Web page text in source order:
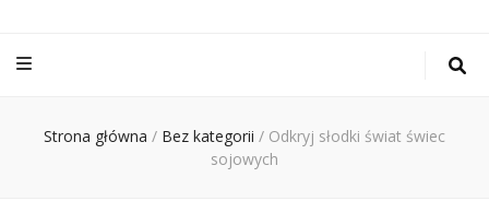
– Turystyka
Ciebie
Strona główna / Bez kategorii / Odkryj słodki świat świec
sojowych